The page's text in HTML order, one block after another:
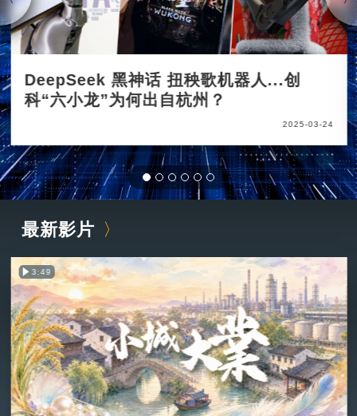
DeepSeek 黑神话 扭秧歌机器人...创
科“六小龙”为何出自杭州？
2025-03-24
最新影片
3:49